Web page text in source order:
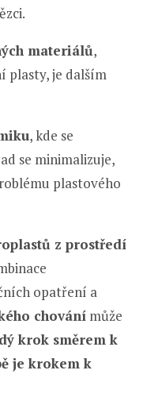
materiálů,
plasty, je dalším
, kde se
se minimalizuje,
plastového
z prostředí
opatření a
chování může
krok směrem k
je krokem k